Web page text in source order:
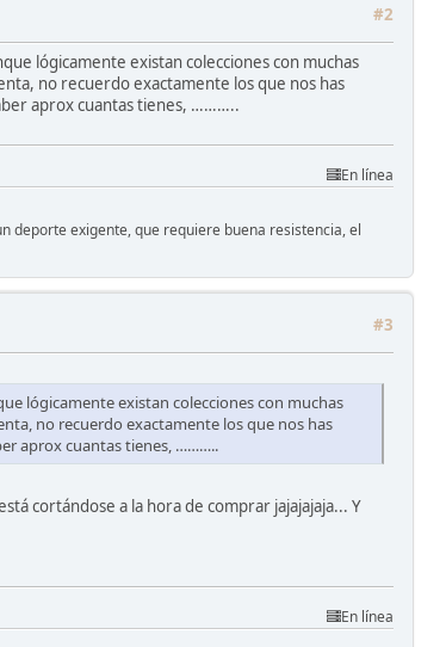
#2
lógicamente existan colecciones con muchas
no recuerdo exactamente los que nos has
aprox cuantas tienes, ………..
En línea
deporte exigente, que requiere buena resistencia, el
#3
lógicamente existan colecciones con muchas
no recuerdo exactamente los que nos has
aprox cuantas tienes, ………..
cortándose a la hora de comprar jajajajaja... Y
En línea